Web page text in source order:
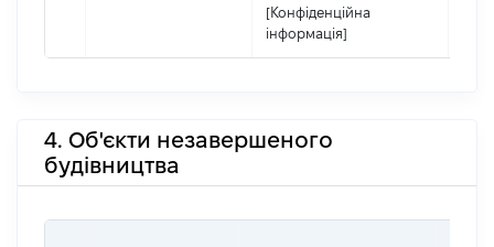
[Конфіденційна
інформація]
4. Об'єкти незавершеного
будівництва